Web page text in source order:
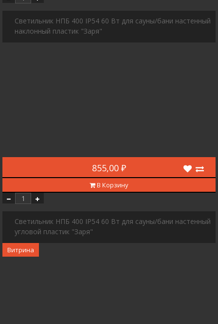
Светильник НПБ 400 IP54 60 Вт для сауны/бани настенный
наклонный пластик "Заря"
855,00 ₽
В Корзину
Светильник НПБ 400 IP54 60 Вт для сауны/бани настенный
угловой пластик "Заря"
Витрина